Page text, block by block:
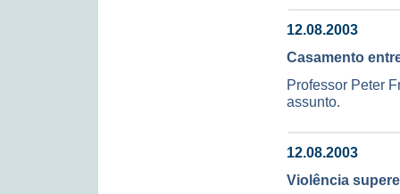
12.08.2003
Casamento
Professor Peter
assunto.
12.08.2003
Violência